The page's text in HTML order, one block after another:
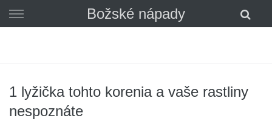
Božské nápady
to
1 lyžička tohto korenia a vaše rastliny
nespoznáte